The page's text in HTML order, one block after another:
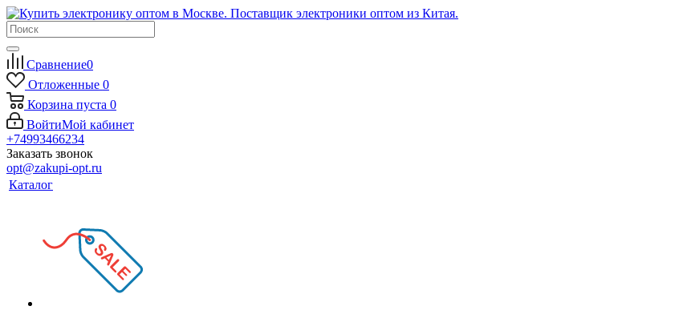
Сравнение0
Отложенные 0
Корзина пуста 0
ВойтиМой кабинет
+74993466234
Заказать звонок
opt@zakupi-opt.ru
Каталог